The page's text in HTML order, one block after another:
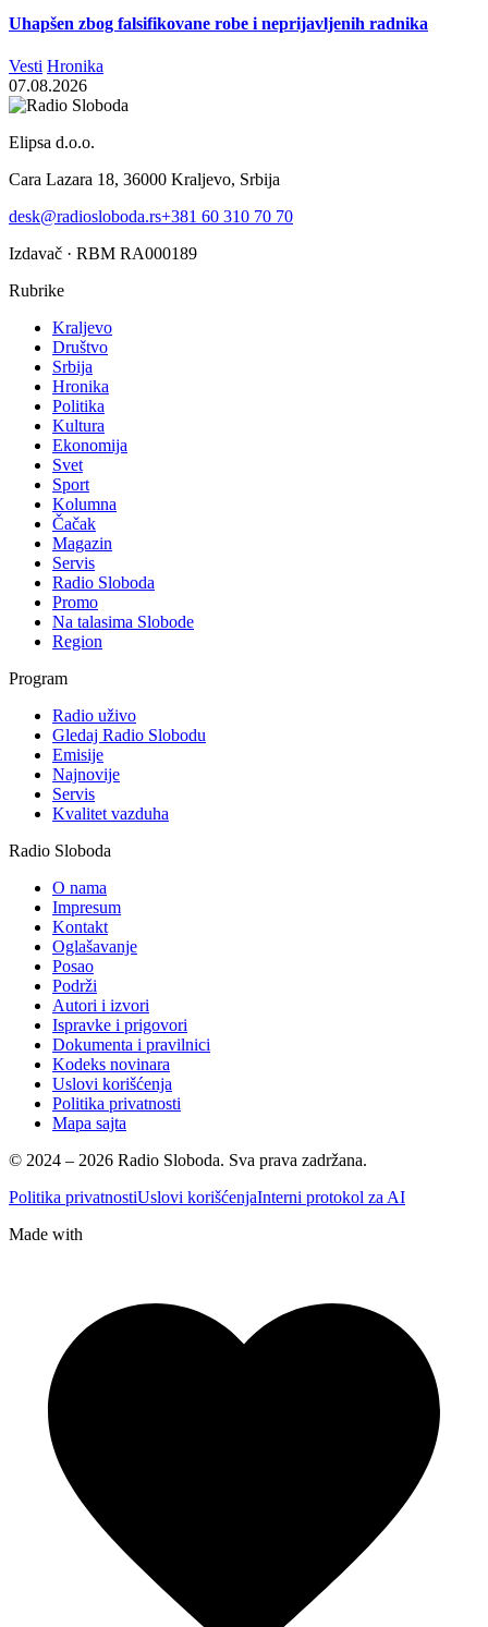
Uhapšen zbog falsifikovane robe i neprijavljenih radnika
Vesti Hronika
07.08.2026
Elipsa d.o.o.
Cara Lazara 18, 36000 Kraljevo, Srbija
desk@radiosloboda.rs+381 60 310 70 70
Izdavač · RBM RA000189
Rubrike
Kraljevo
Društvo
Srbija
Hronika
Politika
Kultura
Ekonomija
Svet
Sport
Kolumna
Čačak
Magazin
Servis
Radio Sloboda
Promo
Na talasima Slobode
Region
Program
Radio uživo
Gledaj Radio Slobodu
Emisije
Najnovije
Servis
Kvalitet vazduha
Radio Sloboda
O nama
Impresum
Kontakt
Oglašavanje
Posao
Podrži
Autori i izvori
Ispravke i prigovori
Dokumenta i pravilnici
Kodeks novinara
Uslovi korišćenja
Politika privatnosti
Mapa sajta
© 2024 – 2026 Radio Sloboda. Sva prava zadržana.
Politika privatnostiUslovi korišćenjaInterni protokol za AI
Made with